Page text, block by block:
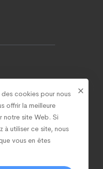
des cookies pour nous
offrir la meilleure
notre site Web. Si
à utiliser ce site, nous
vous en êtes